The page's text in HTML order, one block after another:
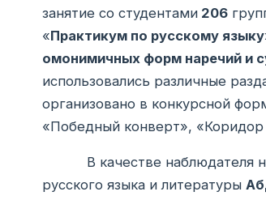
занятие со студентами 206
«Практикум по русскому языку
омонимичных форм наречий и
использовались различные
организовано в конкурсной
«Победный конверт»,
В качестве наблюдателя на
русского языка и литературы